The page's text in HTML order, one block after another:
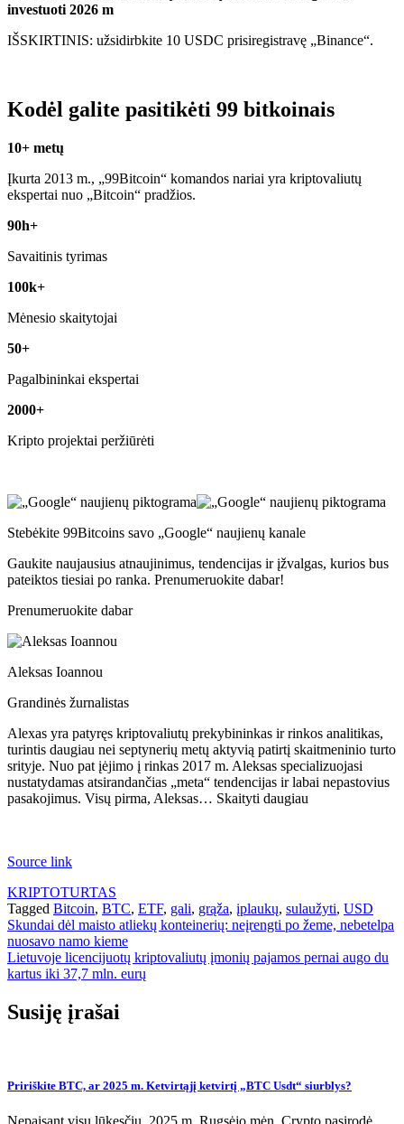
investuoti 2026 m
IŠSKIRTINIS: užsidirbkite 10 USDC prisiregistravę „Binance“.
Kodėl galite pasitikėti 99 bitkoinais
10+ metų
Įkurta 2013 m., „99Bitcoin“ komandos nariai yra kriptovaliutų
ekspertai nuo „Bitcoin“ pradžios.
90h+
Savaitinis tyrimas
100k+
Mėnesio skaitytojai
50+
Pagalbininkai ekspertai
2000+
Kripto projektai peržiūrėti
Stebėkite 99Bitcoins savo „Google“ naujienų kanale
Gaukite naujausius atnaujinimus, tendencijas ir įžvalgas, kurios bus
pateiktos tiesiai po ranka. Prenumeruokite dabar!
Prenumeruokite dabar
Aleksas Ioannou
Grandinės žurnalistas
Alexas yra patyręs kriptovaliutų prekybininkas ir rinkos analitikas,
turintis daugiau nei septynerių metų aktyvią patirtį skaitmeninio turto
srityje. Nuo pat įėjimo į rinkas 2017 m. Aleksas specializuojasi
nustatydamas atsirandančias „meta“ tendencijas ir labai nepastovius
pasakojimus. Visų pirma, Aleksas… Skaityti daugiau
Source link
KRIPTOTURTAS
Tagged Bitcoin, BTC, ETF, gali, grąža, įplaukų, sulaužyti, USD
Navigacija
tarp
įrašų
Skundai dėl maisto atliekų konteinerių: neįrengti po žeme, nebetelpa
nuosavo namo kieme
Lietuvoje licencijuotų kriptovaliutų įmonių pajamos pernai augo du
kartus iki 37,7 mln. eurų
Susiję įrašai
Pririškite BTC, ar 2025 m. Ketvirtąjį ketvirtį „BTC Usdt“ siurblys?
Nepaisant visų lūkesčių, 2025 m. Rugsėjo mėn. Crypto pasirodė